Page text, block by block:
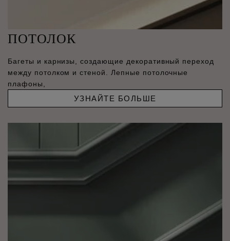
ПОТОЛОК
Багеты и карнизы, создающие декоративный переход
между потолком и стеной. Лепные потолочные
плафоны,
УЗНАЙТЕ БОЛЬШЕ